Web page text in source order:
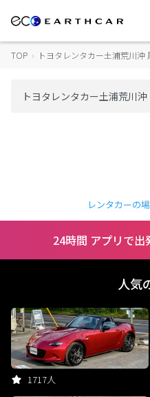
TOP › トヨタレンタカー土浦荒川
レンタカーの
24時間 アプリで
人気
1717人